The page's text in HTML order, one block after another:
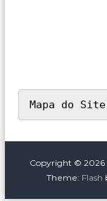
Mapa do Site
Copyright © 2026
Theme: Flash